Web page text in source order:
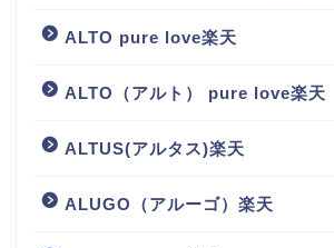
ALTO pure love楽天
ALTO（アルト） pure love楽天
ALTUS(アルタス)楽天
ALUGO（アルーゴ）楽天